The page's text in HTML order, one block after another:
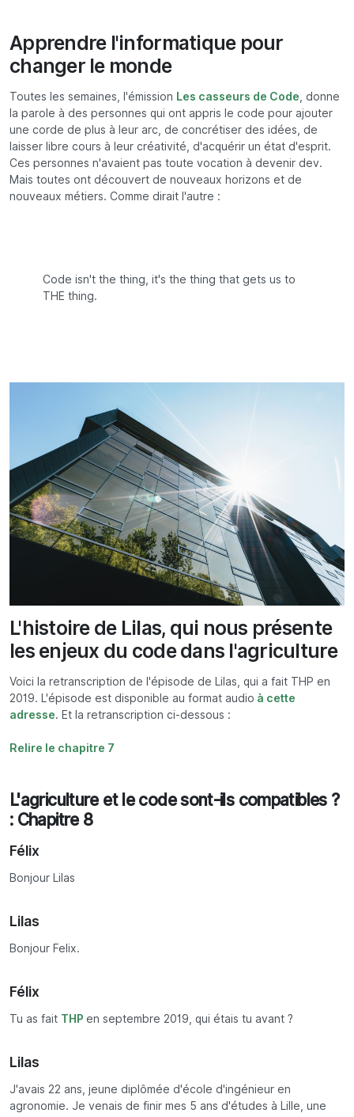
Apprendre l'informatique pour
changer le monde
Toutes les semaines, l'émission Les casseurs de Code , donne
la parole à des personnes qui ont appris le code pour ajouter
une corde de plus à leur arc, de concrétiser des idées, de
laisser libre cours à leur créativité, d'acquérir un état d'esprit.
Ces personnes n'avaient pas toute vocation à devenir dev.
Mais toutes ont découvert de nouveaux horizons et de
nouveaux métiers. Comme dirait l'autre :
Code isn't the thing, it's the thing that gets us to
THE thing.
L'histoire de Lilas, qui nous présente
les enjeux du code dans l'agriculture
Voici la retranscription de l'épisode de Lilas, qui a fait THP en
2019. L'épisode est disponible au format audio à cette
adresse. Et la retranscription ci-dessous :
Relire le chapitre 7
L'agriculture et le code sont-ils compatibles ?
: Chapitre 8
Félix
Bonjour Lilas
Lilas
Bonjour Felix.
Félix
Tu as fait THP en septembre 2019, qui étais tu avant ?
Lilas
J'avais 22 ans, jeune diplômée d'école d'ingénieur en
agronomie. Je venais de finir mes 5 ans d'études à Lille, une